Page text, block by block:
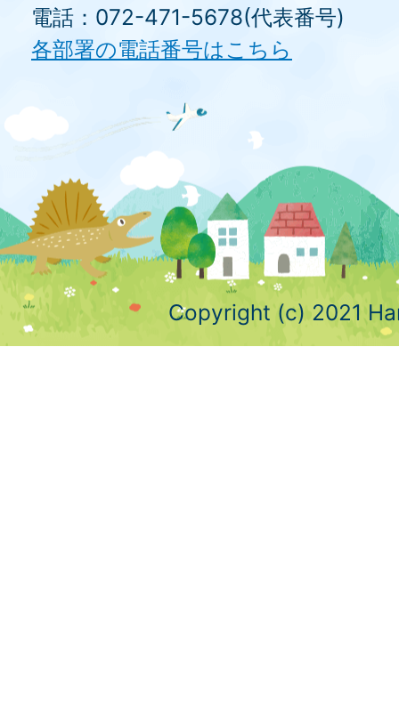
電話：072-471-5678(代表番号)
各部署の電話番号はこちら
Copyright (c) 2021